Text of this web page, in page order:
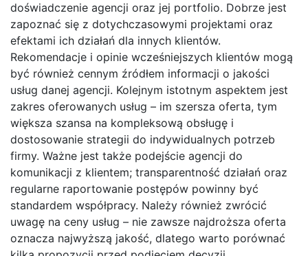
doświadczenie agencji oraz jej portfolio. Dobrze jest
zapoznać się z dotychczasowymi projektami oraz
efektami ich działań dla innych klientów.
Rekomendacje i opinie wcześniejszych klientów mogą
być również cennym źródłem informacji o jakości
usług danej agencji. Kolejnym istotnym aspektem jest
zakres oferowanych usług – im szersza oferta, tym
większa szansa na kompleksową obsługę i
dostosowanie strategii do indywidualnych potrzeb
firmy. Ważne jest także podejście agencji do
komunikacji z klientem; transparentność działań oraz
regularne raportowanie postępów powinny być
standardem współpracy. Należy również zwrócić
uwagę na ceny usług – nie zawsze najdroższa oferta
oznacza najwyższą jakość, dlatego warto porównać